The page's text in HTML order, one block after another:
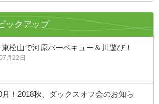
ックアップ
松山で河原バーベキュー＆川遊び！
月22日
月！2018秋、ダックスオフ会のお知ら